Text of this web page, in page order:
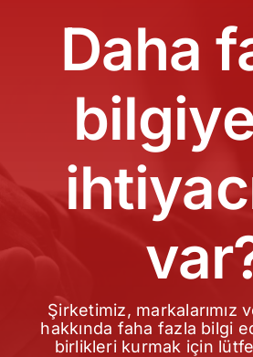
Daha
Şirketimiz, markalarımız
hakkında faha fazla bilgi
birlikleri kurmak için